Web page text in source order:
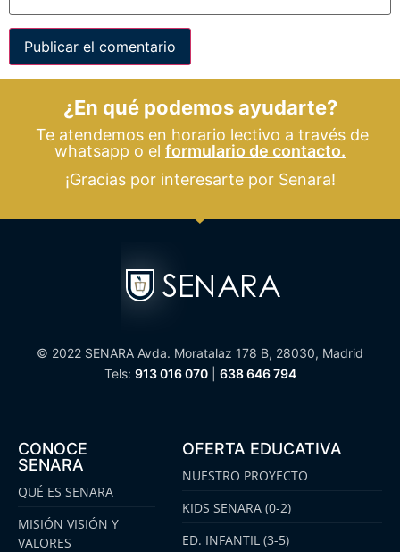
¿En qué podemos ayudarte?
Te atendemos en horario lectivo a través de
whatsapp o el formulario de contacto.
¡Gracias por interesarte por Senara!
© 2022 SENARA Avda. Moratalaz 178 B, 28030, Madrid
Tels: 913 016 070| 638 646 794
CONOCE
SENARA
QUÉ ES SENARA
MISIÓN VISIÓN Y
VALORES
OFERTA EDUCATIVA
NUESTRO PROYECTO
KIDS SENARA (0-2)
ED. INFANTIL (3-5)